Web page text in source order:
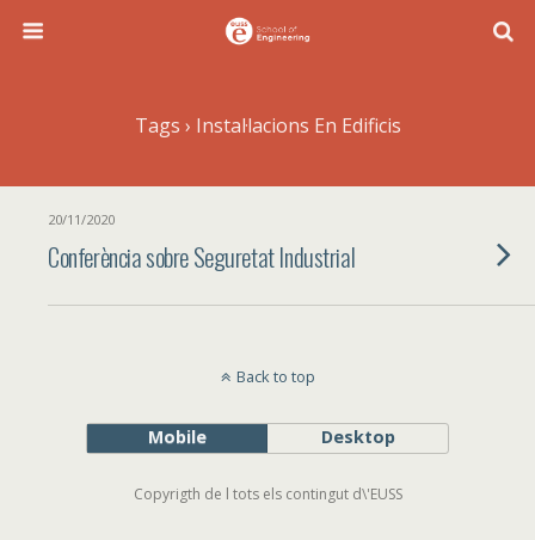
Tags › Instal·lacions En Edificis
20/11/2020
Conferència sobre Seguretat Industrial
Back to top
Mobile Desktop
Copyrigth de l tots els contingut d\'EUSS